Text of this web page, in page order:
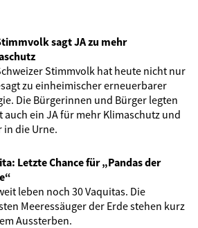
sagt JA zu mehr
Stimmvolk hat heute nicht nur
zu einheimischer erneuerbarer
Die Bürgerinnen und Bürger legten
auch ein JA für mehr Klimaschutz und
in die Urne.
Letzte Chance für „Pandas der
leben noch 30 Vaquitas. Die
Meeressäuger der Erde stehen kurz
Aussterben.